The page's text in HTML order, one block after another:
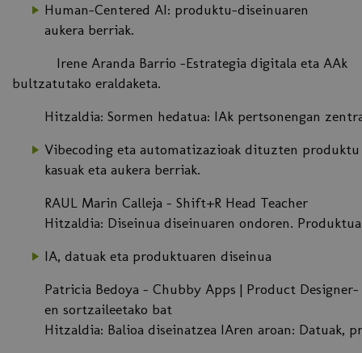
Human-Centered AI: produktu-diseinuaren
aukera berriak.
Irene Aranda Barrio -Estrategia digitala eta AAk
bultzatutako eraldaketa.
Hitzaldia: Sormen hedatua: IAk pertsonengan
Vibecoding eta automatizazioak dituzten
kasuak eta aukera berriak.
RAUL Marin Calleja - Shift+R Head Teacher
Hitzaldia: Diseinua diseinuaren ondoren.
IA, datuak eta produktuaren diseinua
Patricia Bedoya - Chubby Apps | Product Designer-
en sortzaileetako bat
Hitzaldia: Balioa diseinatzea IAren aroan: Datuak,